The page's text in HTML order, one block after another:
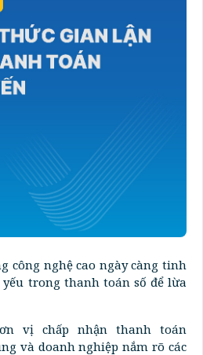
công nghệ cao ngày càng tinh
trong thanh toán số để lừa
vị chấp nhận thanh toán
và doanh nghiệp nắm rõ các